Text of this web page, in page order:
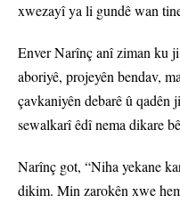
xwezayî ya li gundê wan
Enver Narînç anî ziman ku
aboriyê, projeyên bendav,
çavkaniyên debarê û
sewalkarî êdî nema dikare
Narînç got, “Niha yekane
dikim. Min zarokên xwe